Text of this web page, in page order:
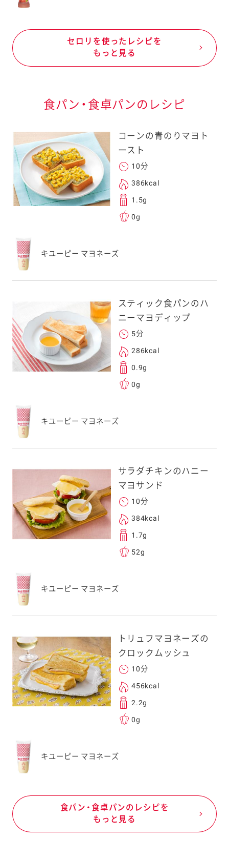
セロリを使ったレシピを
もっと見る
食パン・食卓パンのレシピ
コーンの青のりマヨト
ースト
10分
386kcal
1.5g
0g
キユーピー マヨネーズ
スティック食パンのハ
ニーマヨディップ
5分
286kcal
0.9g
0g
キユーピー マヨネーズ
サラダチキンのハニー
マヨサンド
10分
384kcal
1.7g
52g
キユーピー マヨネーズ
トリュフマヨネーズの
クロックムッシュ
10分
456kcal
2.2g
0g
キユーピー マヨネーズ
食パン・食卓パンのレシピを
もっと見る